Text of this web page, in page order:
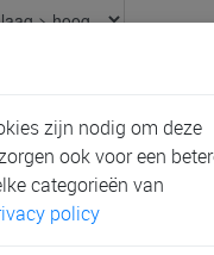
alle nieuwtjes!
zijn nodig om deze
ook voor een
categorieën van
policy